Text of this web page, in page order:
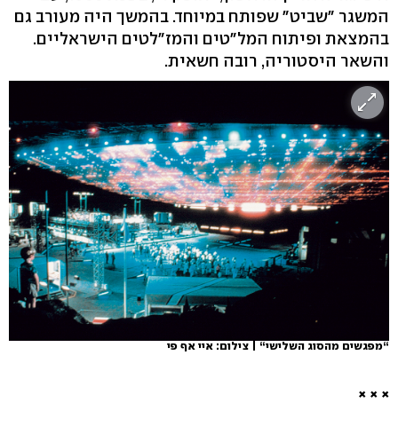
המשגר "שביט" שפותח במיוחד. בהמשך היה מעורב גם
בהמצאת ופיתוח המל"טים והמז"לטים הישראליים.
והשאר היסטוריה, רובה חשאית.
“מפגשים מהסוג השלישי“ | צילום: איי אף פי
× × ×